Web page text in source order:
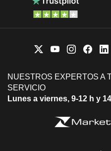
NUESTROS EXPERTOS A
SERVICIO
Lunes a viernes, 9-12 h y